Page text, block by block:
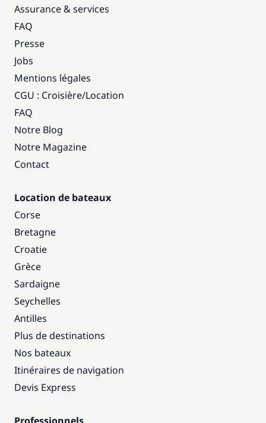
Assurance & services
FAQ
Presse
Jobs
Mentions légales
CGU : Croisière/Location
FAQ
Notre Blog
Notre Magazine
Contact
Location de bateaux
Corse
Bretagne
Croatie
Grèce
Sardaigne
Seychelles
Antilles
Plus de destinations
Nos bateaux
Itinéraires de navigation
Devis Express